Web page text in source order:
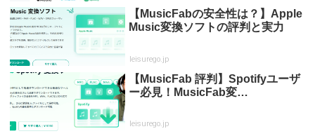
【MusicFabの安全性は？】Apple
Music変換ソフトの評判と実力
leisurego.jp
【MusicFab 評判】Spotifyユーザ
ー必見！MusicFab変…
leisurego.jp